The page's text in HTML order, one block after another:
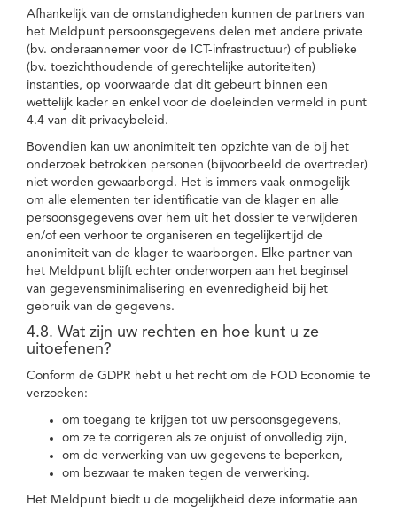
Afhankelijk van de omstandigheden kunnen de partners van
het Meldpunt persoonsgegevens delen met andere private
(bv. onderaannemer voor de ICT-infrastructuur) of publieke
(bv. toezichthoudende of gerechtelijke autoriteiten)
instanties, op voorwaarde dat dit gebeurt binnen een
wettelijk kader en enkel voor de doeleinden vermeld in punt
4.4 van dit privacybeleid.
Bovendien kan uw anonimiteit ten opzichte van de bij het
onderzoek betrokken personen (bijvoorbeeld de overtreder)
niet worden gewaarborgd. Het is immers vaak onmogelijk
om alle elementen ter identificatie van de klager en alle
persoonsgegevens over hem uit het dossier te verwijderen
en/of een verhoor te organiseren en tegelijkertijd de
anonimiteit van de klager te waarborgen. Elke partner van
het Meldpunt blijft echter onderworpen aan het beginsel
van gegevensminimalisering en evenredigheid bij het
gebruik van de gegevens.
4.8. Wat zijn uw rechten en hoe kunt u ze
uitoefenen?
Conform de GDPR hebt u het recht om de FOD Economie te
verzoeken:
om toegang te krijgen tot uw persoonsgegevens,
om ze te corrigeren als ze onjuist of onvolledig zijn,
om de verwerking van uw gegevens te beperken,
om bezwaar te maken tegen de verwerking.
Het Meldpunt biedt u de mogelijkheid deze informatie aan